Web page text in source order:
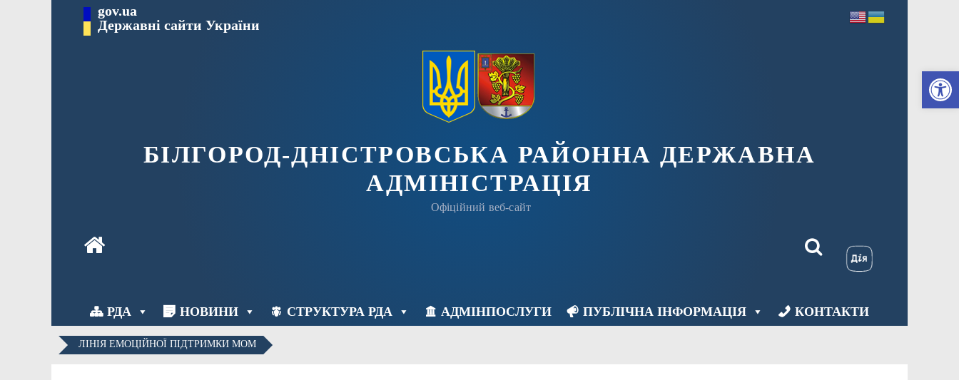
gov.ua
Державні сайти України
БІЛГОРОД-ДНІСТРОВСЬКА РАЙОННА ДЕРЖАВНА
АДМІНІСТРАЦІЯ
Офіційний веб-сайт
РДА НОВИНИ СТРУКТУРА РДА АДМІНПОСЛУГИ ПУБЛІЧНА ІНФОРМАЦІЯ КОНТАКТИ
ЛІНІЯ ЕМОЦІЙНОЇ ПІДТРИМКИ МОМ